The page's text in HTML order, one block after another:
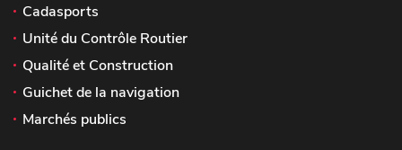
Cadasports
Unité du Contrôle Routier
Qualité et Construction
Guichet de la navigation
Marchés publics